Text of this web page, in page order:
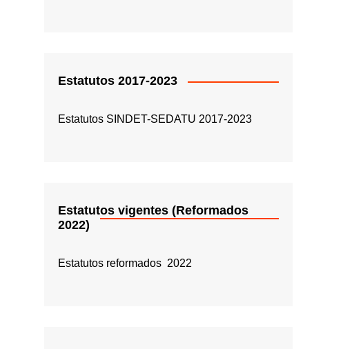
Estatutos 2017-2023
Estatutos SINDET-SEDATU 2017-2023
Estatutos vigentes (Reformados
2022)
Estatutos reformados 2022